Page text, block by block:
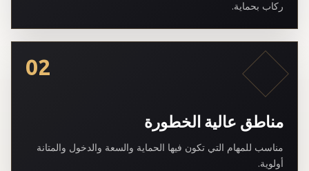
ركاب بحماية.
02
مناطق عالية الخطورة
مناسب للمهام التي تكون فيها الحماية والسعة والدخول والمتانة
أولوية.